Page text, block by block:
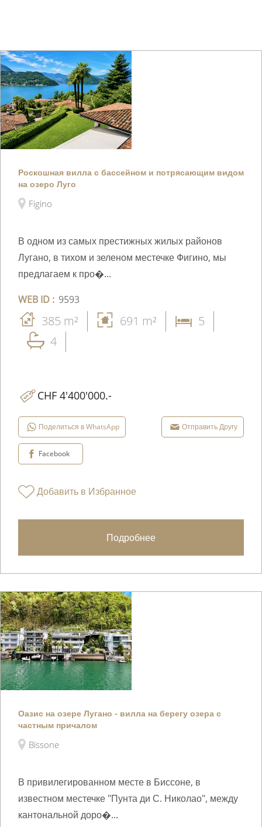
Роскошная вилла с бассейном и потрясающим видом
на озеро Луго
Figino
В одном из самых престижных жилых районов
Лугано, в тихом и зеленом местечке Фигино, мы
предлагаем к про�...
WEB ID : 9593
385 m² 691 m²
5
4
CHF 4'400'000.-
Поделиться в WhatsApp Отправить Другу
Facebook
Добавить в Избранное
Подробнее
Оазис на озере Лугано - вилла на берегу озера с
частным причалом
Bissone
В привилегированном месте в Биссоне, в
известном местечке "Пунта ди С. Николао", между
кантональной доро�...